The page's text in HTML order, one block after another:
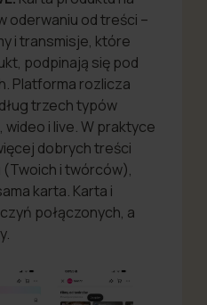
oderwaniu od treści –
i transmisje, które
podpinają się pod
Platforma rozlicza
trzech typów
i live. W praktyce
dobrych treści
(Twoich i twórców),
karta. Karta i
połączonych, a